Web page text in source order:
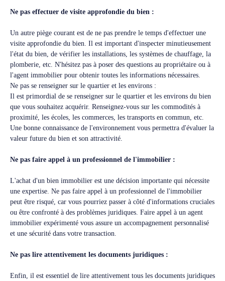
Ne pas effectuer de visite approfondie du bien :
Un autre piège courant est de ne pas prendre le temps d'effectuer une
visite approfondie du bien. Il est important d'inspecter minutieusement
l'état du bien, de vérifier les installations, les systèmes de chauffage, la
plomberie, etc. N'hésitez pas à poser des questions au propriétaire ou à
l'agent immobilier pour obtenir toutes les informations nécessaires.
Ne pas se renseigner sur le quartier et les environs :
Il est primordial de se renseigner sur le quartier et les environs du bien
que vous souhaitez acquérir. Renseignez-vous sur les commodités à
proximité, les écoles, les commerces, les transports en commun, etc.
Une bonne connaissance de l'environnement vous permettra d'évaluer la
valeur future du bien et son attractivité.
Ne pas faire appel à un professionnel de l'immobilier :
L'achat d'un bien immobilier est une décision importante qui nécessite
une expertise. Ne pas faire appel à un professionnel de l'immobilier
peut être risqué, car vous pourriez passer à côté d'informations cruciales
ou être confronté à des problèmes juridiques. Faire appel à un agent
immobilier expérimenté vous assure un accompagnement personnalisé
et une sécurité dans votre transaction.
Ne pas lire attentivement les documents juridiques :
Enfin, il est essentiel de lire attentivement tous les documents juridiques